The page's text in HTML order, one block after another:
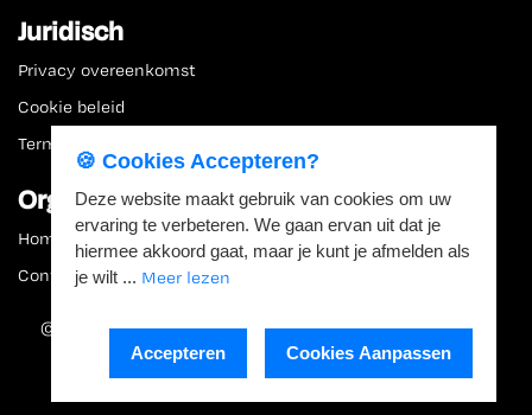
Juridisch
Privacy overeenkomst
Cookie beleid
Term & conditions
Organisatie
Home
Contact
© Wash&Go Laundry Solutions 2026. Made with love by
Brandworks.
🍪 Cookies Accepteren?
Deze website maakt gebruik van cookies om uw
ervaring te verbeteren. We gaan ervan uit dat je
hiermee akkoord gaat, maar je kunt je afmelden als
je wilt ... Meer lezen
Accepteren Cookies Aanpassen